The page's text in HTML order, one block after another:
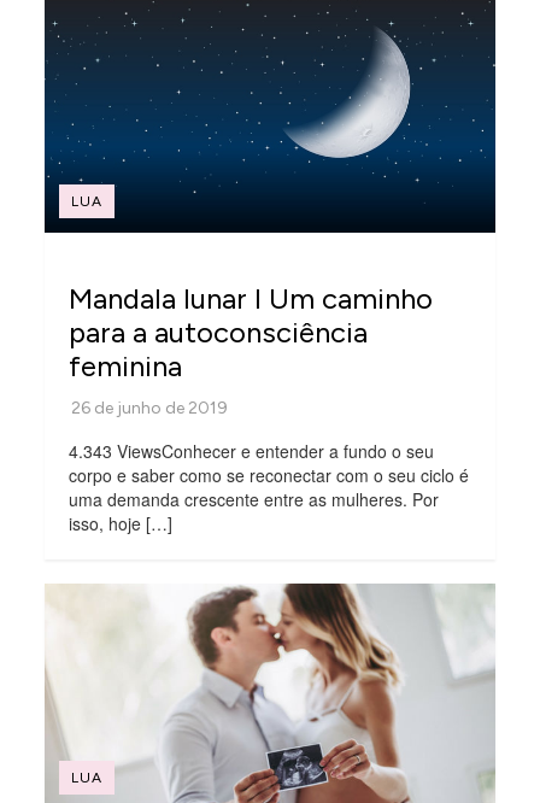
LUA
Mandala lunar l Um caminho
para a autoconsciência
feminina
4.343 ViewsConhecer e entender a fundo o seu
corpo e saber como se reconectar com o seu ciclo é
uma demanda crescente entre as mulheres. Por
isso, hoje […]
LUA